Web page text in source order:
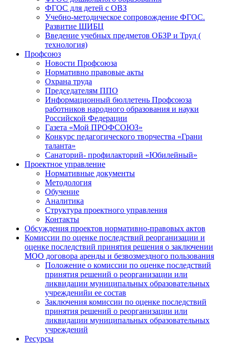
ФГОС для детей с ОВЗ
Учебно-методическое сопровождение ФГОС.
Развитие ШИБЦ
Введение учебных предметов ОБЗР и Труд (
технология)
Профсоюз
Новости Профсоюза
Нормативно правовые акты
Охрана труда
Председателям ППО
Информационный бюллетень Профсоюза
работников народного образования и науки
Российской Федерации
Газета «Мой ПРОФСОЮЗ»
Конкурс педагогического творчества «Грани
таланта»
Санаторий- профилакторий «Юбилейный»
Проектное управление
Нормативные документы
Методология
Обучение
Аналитика
Структура проектного управления
Контакты
Обсуждения проектов нормативно-правовых актов
Комиссии по оценке последствий реорганизации и
оценке последствий принятия решения о заключении
МОО договора аренды и безвозмездного пользования
Положение о комиссии по оценке последствий
принятия решений о реорганизации или
ликвидации муниципальных образовательных
учрежденийи ее состав
Заключения комиссии по оценке последствий
принятия решений о реорганизации или
ликвидации муниципальных образовательных
учреждений
Ресурсы